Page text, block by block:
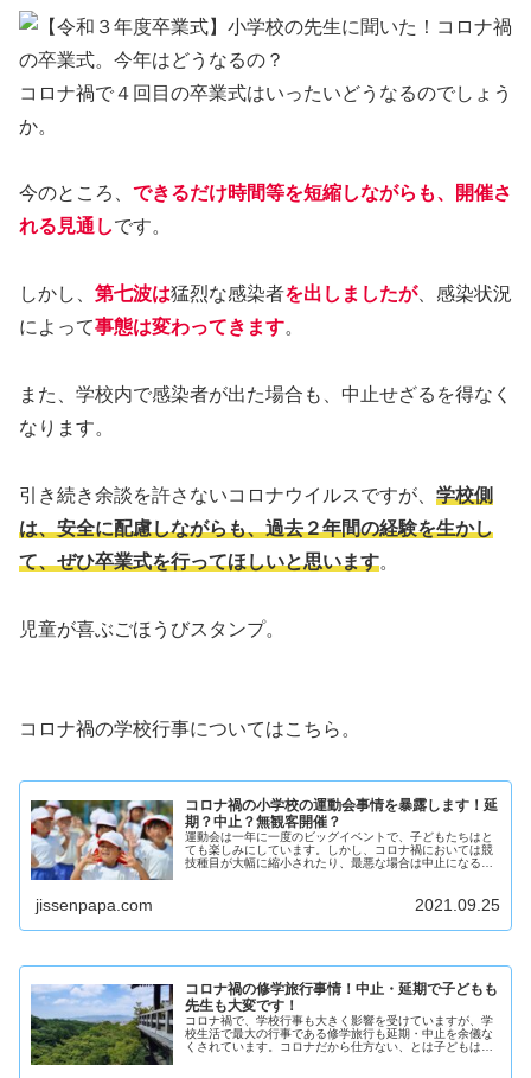
コロナ禍で４回目の卒業式はいったいどうなるのでしょう
か。
今のところ、 できるだけ時間等を短縮しながらも、開催さ
れる見通しです。
しかし、 第七波は猛烈な感染者を出しましたが、感染状況
によって事態は変わってきます。
また、学校内で感染者が出た場合も、中止せざるを得なく
なります。
引き続き余談を許さないコロナウイルスですが、 学校側
は、安全に配慮しながらも、過去２年間の経験を生かし
て、ぜひ卒業式を行ってほしいと思います。
児童が喜ぶごほうびスタンプ。
コロナ禍の学校行事についてはこちら。
コロナ禍の小学校の運動会事情を暴露します！延
期？中止？無観客開催？
運動会は一年に一度のビッグイベントで、子どもたちはと
ても楽しみにしています。しかし、コロナ禍においては競
技種目が大幅に縮小されたり、最悪な場合は中止になるな
jissenpapa.com 2021.09.25
コロナ禍の修学旅行事情！中止・延期で子どもも
先生も大変です！
コロナ禍で、学校行事も大きく影響を受けていますが、学
校生活で最大の行事である修学旅行も延期・中止を余儀な
くされています。コロナだから仕方ない、とは子どもは割